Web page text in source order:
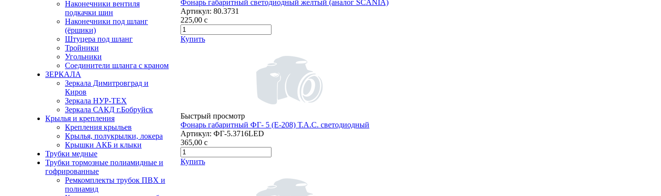
Наконечники вентиля
подкачки шин
Наконечники под шланг
(ёршики)
Штуцера под шланг
Тройники
Угольники
Соединители шланга с краном
ЗЕРКАЛА
Зеркала Димитровград и
Киров
Зеркала НУР-ТЕХ
Зеркала САКД г.Бобруйск
Крылья и крепления
Крепления крыльев
Крылья, полукрылки, локера
Крышки АКБ и клыки
Трубки медные
Трубки тормозные полиамидные и
гофрированные
Ремкомплекты трубок ПВХ и
полиамид
Фонарь габаритный светодиодный желтый (аналог SCANIA)
Артикул: 80.3731
225,00 c
Купить
Быстрый просмотр
Фонарь габаритный ФГ- 5 (Е-208) Т.А.С. светодиодный
Артикул: ФГ-5.3716LED
365,00 c
Купить